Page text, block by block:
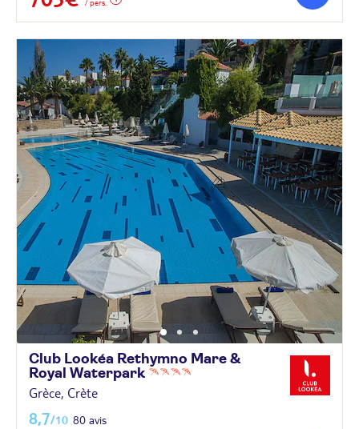
/ pers.
Club Lookéa Rethymno Mare &
Royal Waterpark
Grèce, Crète
8,7/10 80 avis